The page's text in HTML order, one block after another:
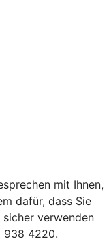
mit Ihnen,
dafür, dass Sie
verwenden
938 4220.